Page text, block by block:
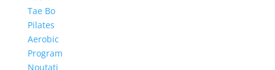
Tae Bo
Pilates
Aerobic
Program
Noutati